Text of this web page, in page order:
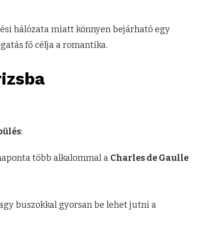
hálózata miatt könnyen bejárható egy
fő célja a romantika.
:
több alkalommal a Charles de Gaulle
buszokkal gyorsan be lehet jutni a